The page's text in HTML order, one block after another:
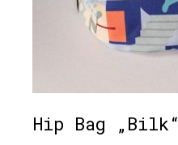
Hip Bag „Bilk“